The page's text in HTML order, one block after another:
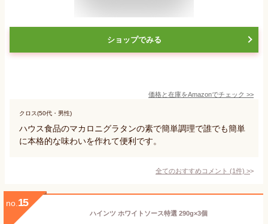
ショップでみる
価格と在庫をAmazonでチェック >>
クロス(50代・男性)
ハウス食品のマカロニグラタンの素で簡単調理で誰でも簡単
に本格的な味わいを作れて便利です。
全てのおすすめコメント (1件) >
no. 15
ハインツ ホワイトソース特選 290g×3個